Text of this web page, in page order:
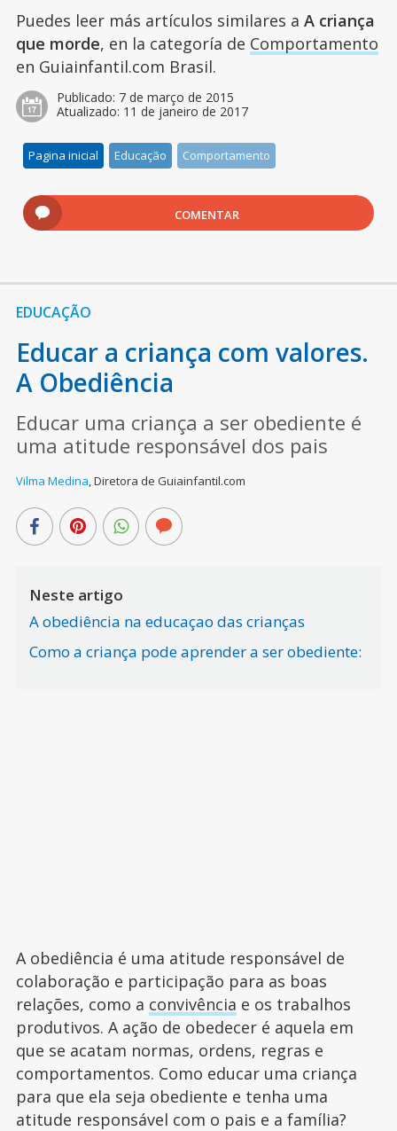
Puedes leer más artículos similares a A criança
que morde, en la categoría de Comportamento
en Guiainfantil.com Brasil.
Publicado: 7 de março de 2015
Atualizado: 11 de janeiro de 2017
Pagina inicial Educação Comportamento
COMENTAR
EDUCAÇÃO
Educar a criança com valores.
A Obediência
Educar uma criança a ser obediente é
uma atitude responsável dos pais
Vilma Medina,Diretora de Guiainfantil.com
Neste artigo
A obediência na educaçao das crianças
Como a criança pode aprender a ser obediente:
A obediência é uma atitude responsável de
colaboração e participação para as boas
relações, como a convivência e os trabalhos
produtivos. A ação de obedecer é aquela em
que se acatam normas, ordens, regras e
comportamentos. Como educar uma criança
para que ela seja obediente e tenha uma
atitude responsável com o pais e a família?